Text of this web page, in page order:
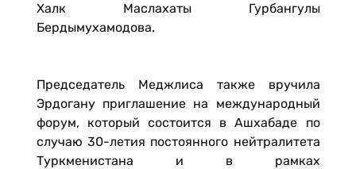
Халк Маслахаты Гурбангулы
Бердымухамодова.
Председатель Меджлиса также вручила
Эрдогану приглашение на международный
форум, который состоится в Ашхабаде по
случаю 30-летия постоянного нейтралитета
Туркменистана и в рамках